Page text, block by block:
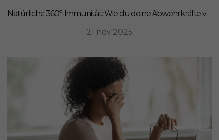
Natürliche 360º-Immunität: Wie du deine Abwehrkräfte von innen stärkst
21 nov 2025